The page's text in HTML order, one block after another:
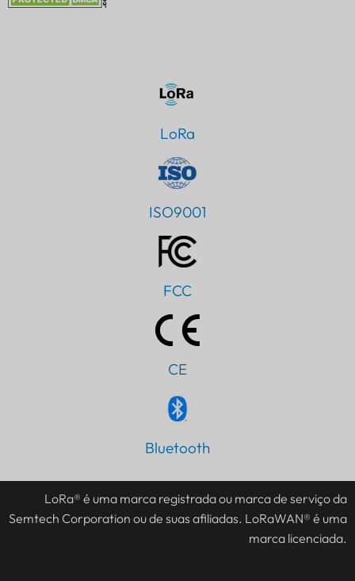
LoRa
ISO9001
FCC
CE
Bluetooth
LoRa® é uma marca registrada ou marca de serviço da
Semtech Corporation ou de suas afiliadas. LoRaWAN® é uma
marca licenciada.
ES
JA
AR